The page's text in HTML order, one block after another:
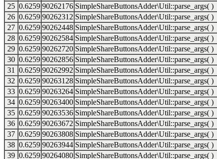
25 0.6259 90262176 SimpleShareButtonsAdder\Util::parse_args( )
26 0.6259 90262312 SimpleShareButtonsAdder\Util::parse_args( )
27 0.6259 90262448 SimpleShareButtonsAdder\Util::parse_args( )
28 0.6259 90262584 SimpleShareButtonsAdder\Util::parse_args( )
29 0.6259 90262720 SimpleShareButtonsAdder\Util::parse_args( )
30 0.6259 90262856 SimpleShareButtonsAdder\Util::parse_args( )
31
0.6259 90262992 SimpleShareButtonsAdder\Util::parse_args( )
32 0.6259 90263128 SimpleShareButtonsAdder\Util::parse_args( )
33 0.6259 90263264 SimpleShareButtonsAdder\Util::parse_args( )
34 0.6259 90263400 SimpleShareButtonsAdder\Util::parse_args( )
35 0.6259 90263536 SimpleShareButtonsAdder\Util::parse_args( )
36 0.6259 90263672 SimpleShareButtonsAdder\Util::parse_args( )
37 0.6259 90263808 SimpleShareButtonsAdder\Util::parse_args( )
38 0.6259 90263944 SimpleShareButtonsAdder\Util::parse_args( )
39 0.6259 90264080 SimpleShareButtonsAdder\Util::parse_args( )